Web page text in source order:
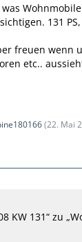
131
freuen wenn
etc..
(22. Mai
131“ zu